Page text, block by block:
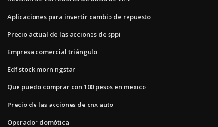
Aplicaciones para invertir cambio de repuesto
Precio actual de las acciones de sppi
Empresa comercial triángulo
Edf stock morningstar
Que puedo comprar con 100 pesos en mexico
Precio de las acciones de cnx auto
Operador domótica